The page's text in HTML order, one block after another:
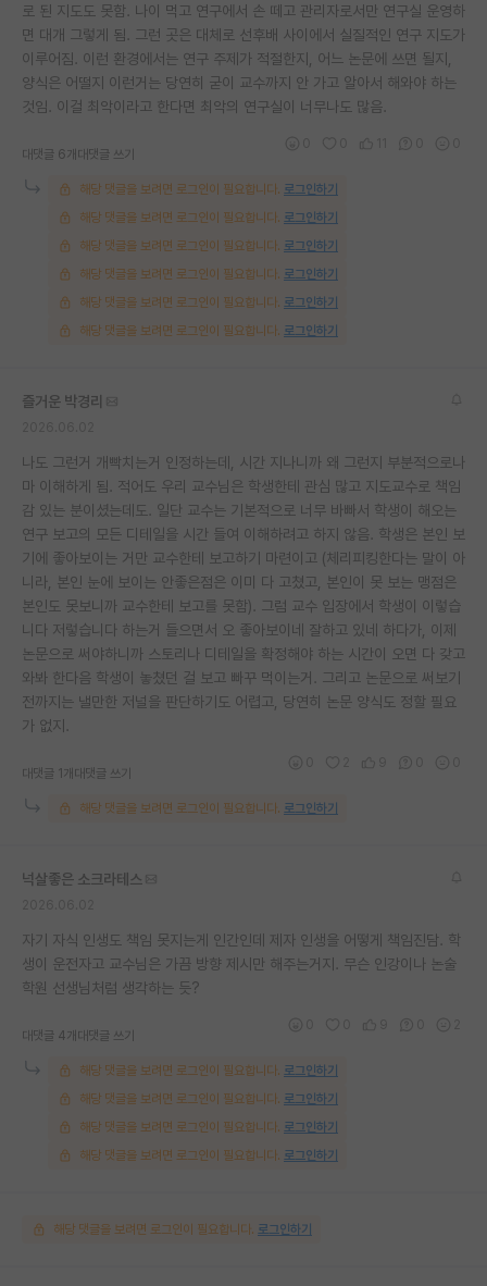
로 된 지도도 못함. 나이 먹고 연구에서 손 떼고 관리자로서만 연구실 운영하
면 대개 그렇게 됨. 그런 곳은 대체로 선후배 사이에서 실질적인 연구 지도가
이루어짐. 이런 환경에서는 연구 주제가 적절한지, 어느 논문에 쓰면 될지,
양식은 어떨지 이런거는 당연히 굳이 교수까지 안 가고 알아서 해와야 하는
것임. 이걸 최악이라고 한다면 최악의 연구실이 너무나도 많음.
대댓글 6개 대댓글 쓰기
해당 댓글을 보려면 로그인이 필요합니다. 로그인하기
해당 댓글을 보려면 로그인이 필요합니다. 로그인하기
해당 댓글을 보려면 로그인이 필요합니다. 로그인하기
해당 댓글을 보려면 로그인이 필요합니다. 로그인하기
해당 댓글을 보려면 로그인이 필요합니다. 로그인하기
해당 댓글을 보려면 로그인이 필요합니다. 로그인하기
즐거운 박경리
나도 그런거 개빡치는거 인정하는데, 시간 지나니까 왜 그런지 부분적으로나
마 이해하게 됨. 적어도 우리 교수님은 학생한테 관심 많고 지도교수로 책임
감 있는 분이셨는데도. 일단 교수는 기본적으로 너무 바빠서 학생이 해오는
연구 보고의 모든 디테일을 시간 들여 이해하려고 하지 않음. 학생은 본인 보
기에 좋아보이는 거만 교수한테 보고하기 마련이고 (체리피킹한다는 말이 아
니라, 본인 눈에 보이는 안좋은점은 이미 다 고쳤고, 본인이 못 보는 맹점은
본인도 못보니까 교수한테 보고를 못함). 그럼 교수 입장에서 학생이 이렇습
니다 저렇습니다 하는거 들으면서 오 좋아보이네 잘하고 있네 하다가, 이제
논문으로 써야하니까 스토리나 디테일을 확정해야 하는 시간이 오면 다 갖고
와봐 한다음 학생이 놓쳤던 걸 보고 빠꾸 먹이는거. 그리고 논문으로 써보기
전까지는 낼만한 저널을 판단하기도 어렵고, 당연히 논문 양식도 정할 필요
가 없지.
대댓글 1개 대댓글 쓰기
해당 댓글을 보려면 로그인이 필요합니다. 로그인하기
넉살좋은 소크라테스
자기 자식 인생도 책임 못지는게 인간인데 제자 인생을 어떻게 책임진담. 학
생이 운전자고 교수님은 가끔 방향 제시만 해주는거지. 무슨 인강이나 논술
학원 선생님처럼 생각하는 듯?
대댓글 4개 대댓글 쓰기
해당 댓글을 보려면 로그인이 필요합니다. 로그인하기
해당 댓글을 보려면 로그인이 필요합니다. 로그인하기
해당 댓글을 보려면 로그인이 필요합니다. 로그인하기
해당 댓글을 보려면 로그인이 필요합니다. 로그인하기
해당 댓글을 보려면 로그인이 필요합니다. 로그인하기